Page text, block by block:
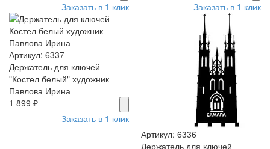
Заказать в 1 клик
Заказать в 1 клик
Артикул: 6337
Держатель для ключей
"Костел белый" художник
Павлова Ирина
1 899 ₽
Заказать в 1 клик
Артикул: 6336
Держатель для ключей